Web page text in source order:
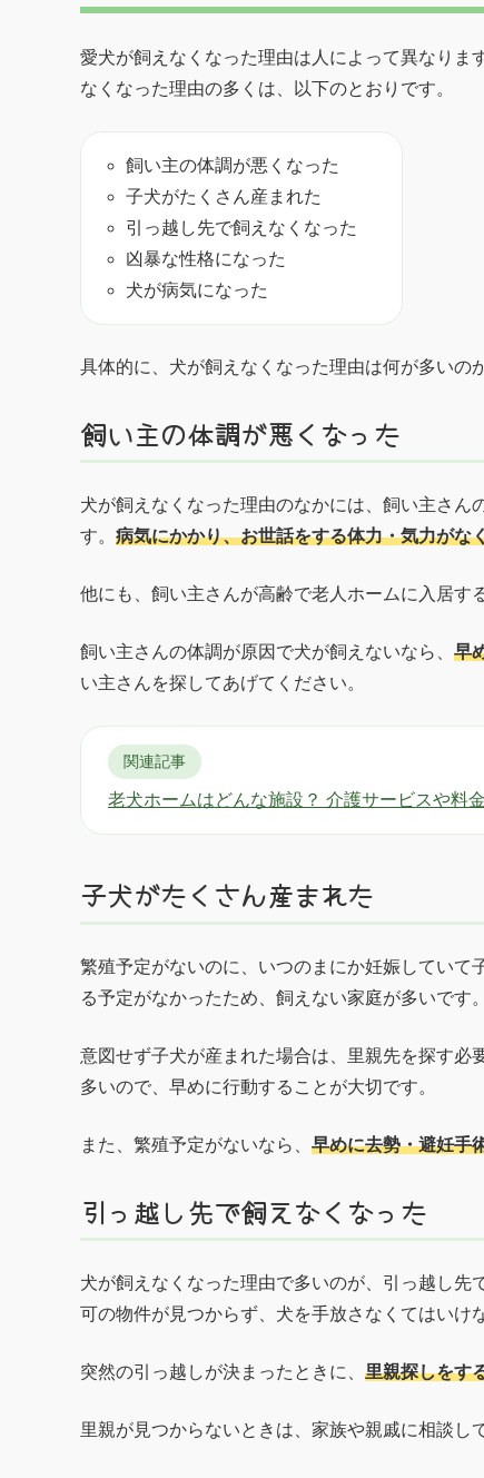
愛犬が飼えなくなった理由は人によって異なりま
なくなった理由の多くは、以下のとおりです。
飼い主の体調が悪くなった
子犬がたくさん産まれた
引っ越し先で飼えなくなった
凶暴な性格になった
犬が病気になった
具体的に、犬が飼えなくなった理由は何が多いの
飼い主の体調が悪くなった
犬が飼えなくなった理由のなかには、飼い主さん
す。 病気にかかり、お世話をする体力・気力がな
他にも、飼い主さんが高齢で老人ホームに入居す
飼い主さんの体調が原因で犬が飼えないなら、 早
い主さんを探してあげてください。
関連記事
老犬ホームはどんな施設？ 介護サービスや料
子犬がたくさん産まれた
繁殖予定がないのに、いつのまにか妊娠してい
る予定がなかったため、飼えない家庭が多いです。
意図せず子犬が産まれた場合は、里親先を探す必
多いので、早めに行動することが大切です。
また、繁殖予定がないなら、 早めに去勢・避妊手
引っ越し先で飼えなくなった
犬が飼えなくなった理由で多いのが、引っ越し先
可の物件が見つからず、犬を手放さなくてはいけ
突然の引っ越しが決まったときに、 里親探しをす
里親が見つからないときは、家族や親戚に相談し